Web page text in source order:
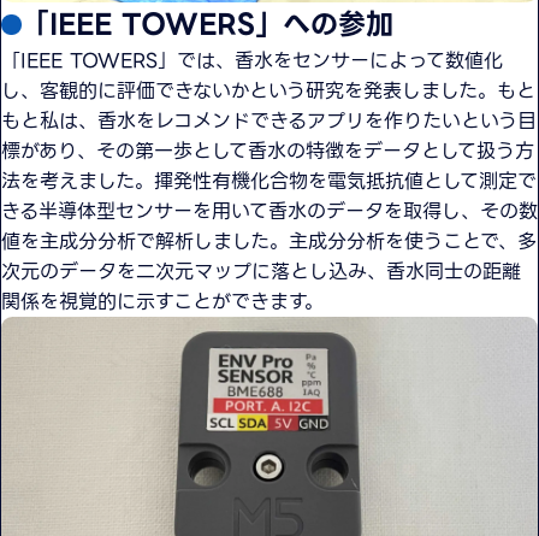
「IEEE TOWERS」への参加
「IEEE TOWERS」では、香水をセンサーによって数値化
し、客観的に評価できないかという研究を発表しました。もと
もと私は、香水をレコメンドできるアプリを作りたいという目
標があり、その第一歩として香水の特徴をデータとして扱う方
法を考えました。揮発性有機化合物を電気抵抗値として測定で
きる半導体型センサーを用いて香水のデータを取得し、その数
値を主成分分析で解析しました。主成分分析を使うことで、多
次元のデータを二次元マップに落とし込み、香水同士の距離
関係を視覚的に示すことができます。